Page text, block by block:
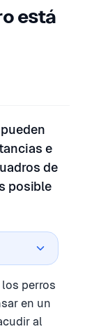
está
e
de
posible
perros
en un
al